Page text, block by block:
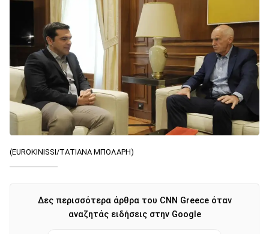
(EUROKINISSI/ΤΑΤΙΑΝΑ ΜΠΟΛΑΡΗ)
Δες περισσότερα άρθρα του CNN Greece όταν
αναζητάς ειδήσεις στην Google